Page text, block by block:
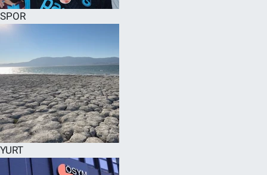
SPOR
YURT